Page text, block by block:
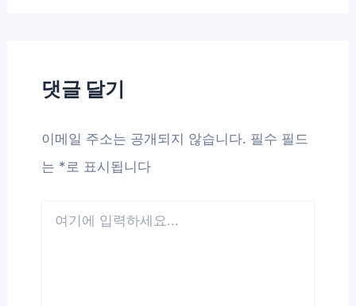
댓글 달기
이메일 주소는 공개되지 않습니다. 필수 필드
는 * 로 표시됩니다